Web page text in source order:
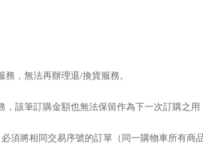
，無法再辦理退/換貨服務。
該筆訂購金額也無法保留作為下一次訂購之用
須將相同交易序號的訂單（同一購物車所有商